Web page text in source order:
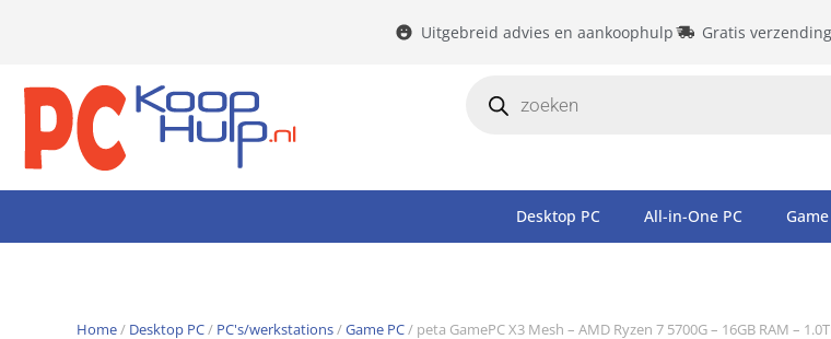
Uitgebreid advies en aankoophulp Gratis verzending
Desktop PC All-in-One PC
Home/ Desktop PC/ PC's/werkstations/Game PC/ peta GamePC X3 Mesh – AMD Ryzen 7 5700G – 16GB RAM –